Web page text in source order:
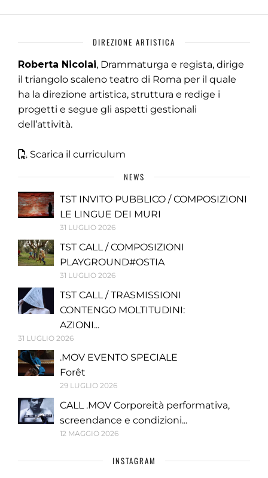
DIREZIONE ARTISTICA
Roberta Nicolai, Drammaturga e regista, dirige
il triangolo scaleno teatro di Roma per il quale
ha la direzione artistica, struttura e redige i
progetti e segue gli aspetti gestionali
dell’attività.
Scarica il curriculum
NEWS
TST INVITO PUBBLICO / COMPOSIZIONI
LE LINGUE DEI MURI
31 LUGLIO 2026
TST CALL / COMPOSIZIONI
PLAYGROUND#OSTIA
31 LUGLIO 2026
TST CALL / TRASMISSIONI
CONTENGO MOLTITUDINI:
AZIONI...
31 LUGLIO 2026
.MOV EVENTO SPECIALE
Forêt
29 LUGLIO 2026
CALL .MOV Corporeità performativa,
screendance e condizioni...
12 MAGGIO 2026
INSTAGRAM